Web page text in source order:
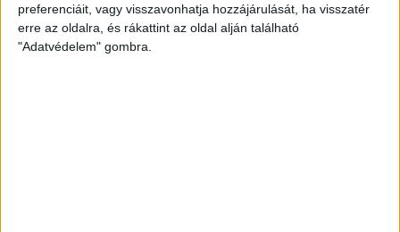
preferenciáit, vagy visszavonhatja hozzájárulását, ha visszatér
erre az oldalra, és rákattint az oldal alján található
"Adatvédelem" gombra.